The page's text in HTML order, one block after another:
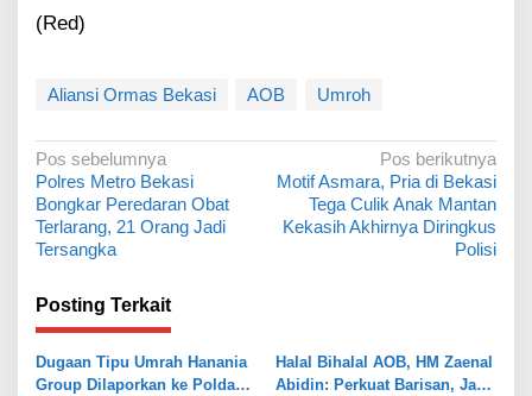
(Red)
Aliansi Ormas Bekasi AOB Umroh
N
a
v
i
g
a
s
Pos sebelumnya
Polres Metro Bekasi
Bongkar Peredaran Obat
Terlarang, 21 Orang Jadi
Tersangka
Pos berikutnya
Motif Asmara, Pria di Bekasi
Tega Culik Anak Mantan
Kekasih Akhirnya Diringkus
Polisi
Posting Terkait
Dugaan Tipu Umrah Hanania
Group Dilaporkan ke Polda
Halal Bihalal AOB, HM Zaenal
Abidin: Perkuat Barisan, Jaga